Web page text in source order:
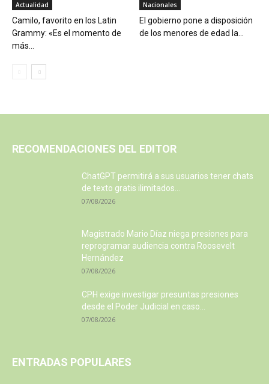
Actualidad
Camilo, favorito en los Latin
Grammy: «Es el momento de
más...
Nacionales
El gobierno pone a disposición
de los menores de edad la...
RECOMENDACIONES DEL EDITOR
ChatGPT permitirá a sus usuarios tener chats
de texto gratis ilimitados...
07/08/2026
Magistrado Mario Díaz niega presiones para
reprogramar audiencia contra Roosevelt
Hernández
07/08/2026
CPH exige investigar presuntas presiones
desde el Poder Judicial en caso...
07/08/2026
ENTRADAS POPULARES